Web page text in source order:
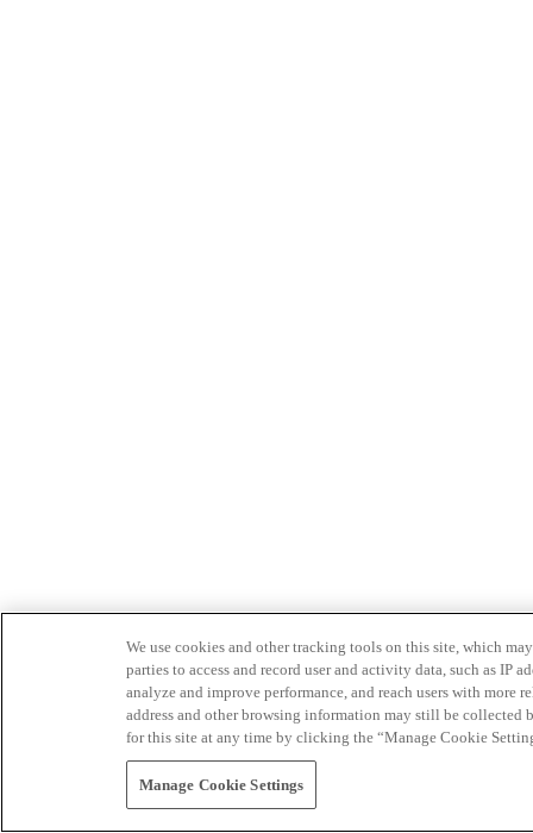
We use cookies and other tracking tools on this site, which
parties to access and record user and activity data, such as IP
analyze and improve performance, and reach users with
address and other browsing information may still be collected
for this site at any time by clicking the “Manage Cookie
Manage Cookie Settings